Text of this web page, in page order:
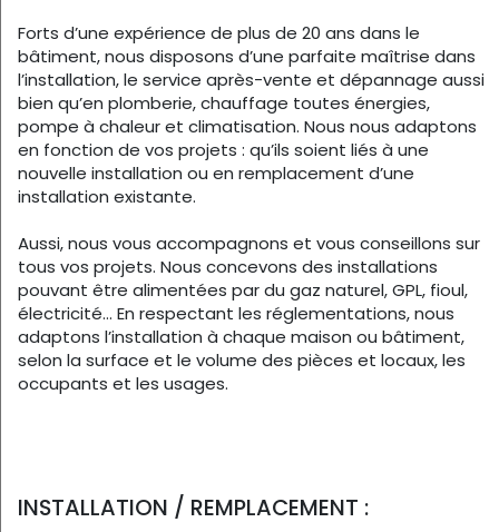
Forts d’une expérience de plus de 20 ans dans le
bâtiment, nous disposons d’une parfaite maîtrise dans
l’installation, le service après-vente et dépannage aussi
bien qu’en plomberie, chauffage toutes énergies,
pompe à chaleur et climatisation. Nous nous adaptons
en fonction de vos projets : qu’ils soient liés à une
nouvelle installation ou en remplacement d’une
installation existante.
Aussi, nous vous accompagnons et vous conseillons sur
tous vos projets. Nous concevons des installations
pouvant être alimentées par du gaz naturel, GPL, fioul,
électricité… En respectant les réglementations, nous
adaptons l’installation à chaque maison ou bâtiment,
selon la surface et le volume des pièces et locaux, les
occupants et les usages.
INSTALLATION / REMPLACEMENT :